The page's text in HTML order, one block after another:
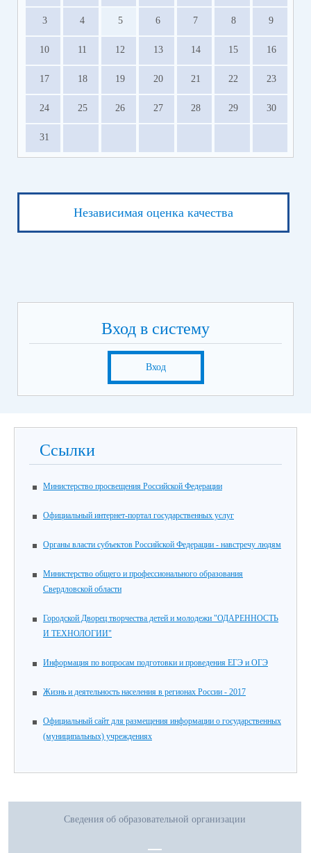
3 4 5 6 7 8 9
10 11 12 13 14 15 16
17 18 19 20 21 22 23
24 25 26 27 28 29 30
31
Независимая оценка качества
Вход в систему
Вход
Ссылки
Министерство просвещения Российской Федерации
Официальный интернет-портал государственных услуг
Органы власти субъектов Российской Федерации - навстречу людям
Министерство общего и профессионального образования
Свердловской области
Городской Дворец творчества детей и молодежи "ОДАРЕННОСТЬ
И ТЕХНОЛОГИИ"
Информация по вопросам подготовки и проведения ЕГЭ и ОГЭ
Жизнь и деятельность населения в регионах России - 2017
Официальный сайт для размещения информации о государственных
(муниципальных) учреждениях
Сведения об образовательной организации